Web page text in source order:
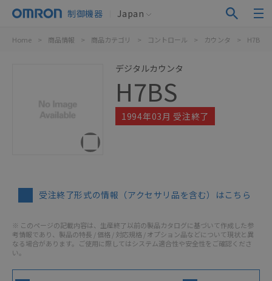
制御機器 Japan
Home > 商品情報 > 商品カテゴリ > コントロール > カウンタ > H7BS
デジタルカウンタ
H7BS
1994年03月 受注終了
受注終了形式の情報（アクセサリ品を含む）はこちら
※ このページの記載内容は、生産終了以前の製品カタログに基づいて作成した参
考情報であり、製品の特長 / 価格 / 対応規格 / オプション品などについて現状と異
なる場合があります。ご使用に際してはシステム適合性や安全性をご確認くださ
い。